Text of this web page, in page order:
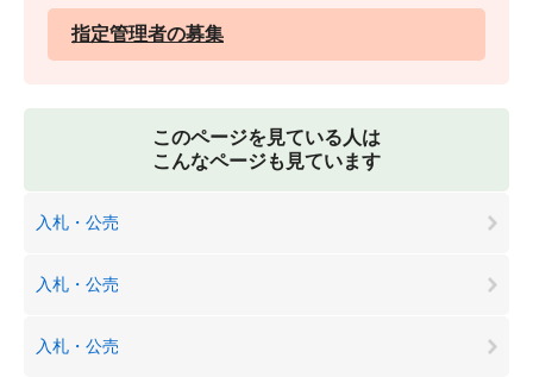
指定管理者の募集
このページを見ている人は
こんなページも見ています
入札・公売
入札・公売
入札・公売